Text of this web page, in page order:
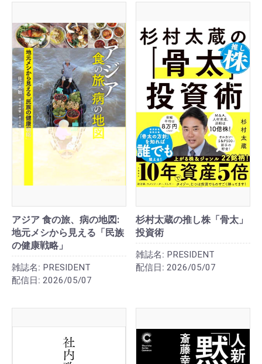
アジア 食の旅、病の地図:
地元メシから見える「民族
の健康戦略」
雑誌名: PRESIDENT
配信日: 2026/05/07
杉村太蔵の推し株「骨太」
投資術
雑誌名: PRESIDENT
配信日: 2026/05/07